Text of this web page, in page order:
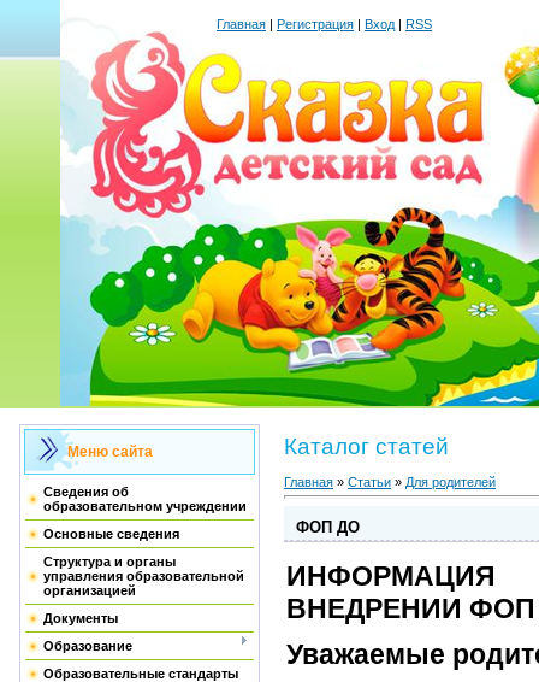
Главная | Регистрация | Вход | RSS
Меню сайта
Сведения об
образовательном учреждении
Основные сведения
Структура и органы
управления образовательной
организацией
Документы
Образование
Образовательные стандарты
Каталог статей
Главная » Статьи » Для родителей
ФОП ДО
ВНЕДРЕНИИ
Уважаемые